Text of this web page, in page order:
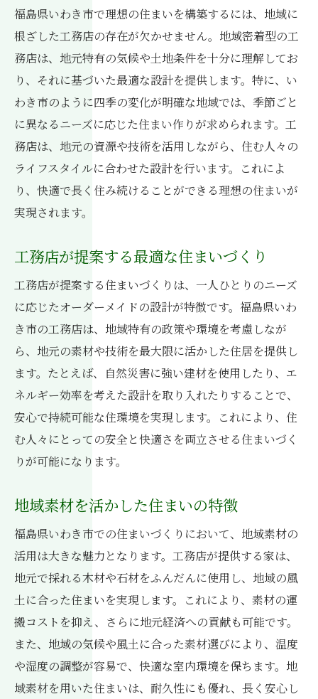
福島県いわき市で理想の住まいを構築するには、地域に
根ざした工務店の存在が欠かせません。地域密着型の工
務店は、地元特有の気候や土地条件を十分に理解してお
り、それに基づいた最適な設計を提供します。特に、い
わき市のように四季の変化が明確な地域では、季節ごと
に異なるニーズに応じた住まい作りが求められます。工
務店は、地元の資源や技術を活用しながら、住む人々の
ライフスタイルに合わせた設計を行います。これによ
り、快適で長く住み続けることができる理想の住まいが
実現されます。
工務店が提案する最適な住まいづくり
工務店が提案する住まいづくりは、一人ひとりのニーズ
に応じたオーダーメイドの設計が特徴です。福島県いわ
き市の工務店は、地域特有の政策や環境を考慮しなが
ら、地元の素材や技術を最大限に活かした住居を提供し
ます。たとえば、自然災害に強い建材を使用したり、エ
ネルギー効率を考えた設計を取り入れたりすることで、
安心で持続可能な住環境を実現します。これにより、住
む人々にとっての安全と快適さを両立させる住まいづく
りが可能になります。
地域素材を活かした住まいの特徴
福島県いわき市での住まいづくりにおいて、地域素材の
活用は大きな魅力となります。工務店が提供する家は、
地元で採れる木材や石材をふんだんに使用し、地域の風
土に合った住まいを実現します。これにより、素材の運
搬コストを抑え、さらに地元経済への貢献も可能です。
また、地域の気候や風土に合った素材選びにより、温度
や湿度の調整が容易で、快適な室内環境を保ちます。地
域素材を用いた住まいは、耐久性にも優れ、長く安心し